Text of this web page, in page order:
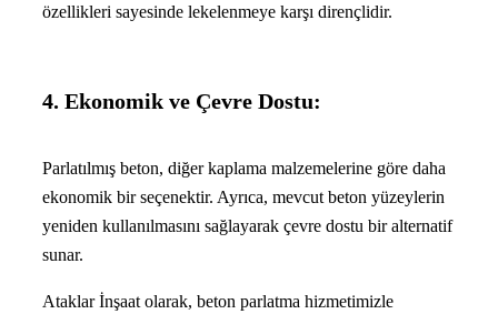
özellikleri sayesinde lekelenmeye karşı dirençlidir.
4. Ekonomik ve Çevre Dostu:
Parlatılmış beton, diğer kaplama malzemelerine göre daha
ekonomik bir seçenektir. Ayrıca, mevcut beton yüzeylerin
yeniden kullanılmasını sağlayarak çevre dostu bir alternatif
sunar.
Ataklar İnşaat olarak, beton parlatma hizmetimizle